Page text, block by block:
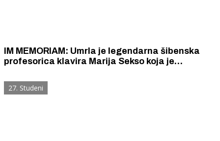
IM MEMORIAM: Umrla je legendarna šibenska
profesorica klavira Marija Sekso koja je
Mrvice, Pavla Mašića i mladog skladatelja Borne
Ercega
27. Studeni